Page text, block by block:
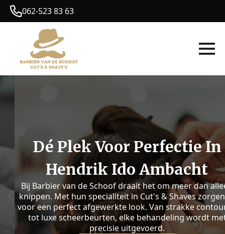
062-523 83 63
Dé Plek Voor Perfectie In
Hendrik Ido Ambacht
Bij Barbier van de Schoof draait het om meer dan alleen
knippen. Met hun specialiteit in Cut's & Shaves zorgen ze
voor een perfect afgewerkte look. Van strakke contouren
tot luxe scheerbeurten, elke behandeling wordt met
precisie uitgevoerd.